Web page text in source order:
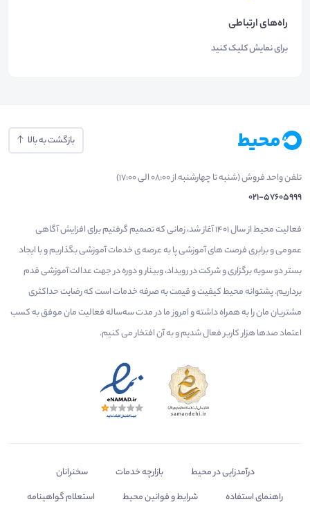
راه‌های ارتباطی
برای نمایش کلیک کنید
بازگشت به بالا
تلفن واحد فروش (شنبه تا چهارشنبه از 08:00 الی 17:00)
021-57605999
فعالیت محیط از سال 1401 آغاز شد، زمانی که تصمیم گرفتیم برای افزایش آگاهی
عمومی و برابری فرصت های آموزشی پا به عرصه ی خدمات آموزشی بگذاریم و با ایجاد
بستر دو سویه برگزاری و شرکت در رویداد، وبینار و دوره در جهت عدالت آموزشی قدم
برداریم. پشتوانه محیط کیفیت و قیمت به صرفه خدمات است که رضایت حداکثری
مشتریان مان را به همراه داشته و امروز ما در مدت سه‌ساله فعالیت مان موفق به کسب
اعتماد صدها هزار کاربر فعال شدیم و به آن افتخار می‌ کنیم.
درآمدزایی در محیط بازارچه خدمات
سخنرانان
راهنمای استفاده
شرایط و قوانین محیط استعلام گواهینامه